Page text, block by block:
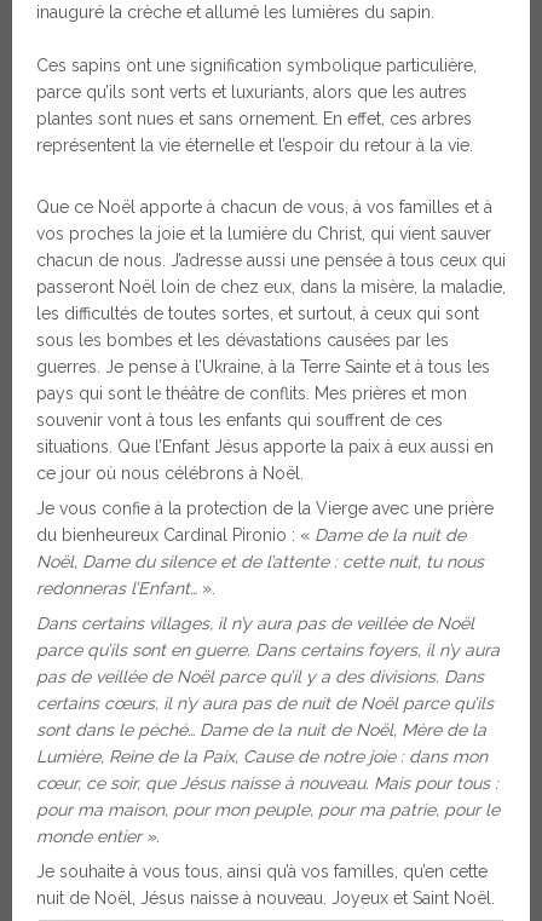
inauguré la crèche et allumé les lumières du sapin.
Ces sapins ont une signification symbolique particulière,
parce qu’ils sont verts et luxuriants, alors que les autres
plantes sont nues et sans ornement. En effet, ces arbres
représentent la vie éternelle et l’espoir du retour à la vie.
Que ce Noël apporte à chacun de vous, à vos familles et à
vos proches la joie et la lumière du Christ, qui vient sauver
chacun de nous. J’adresse aussi une pensée à tous ceux qui
passeront Noël loin de chez eux, dans la misère, la maladie,
les difficultés de toutes sortes, et surtout, à ceux qui sont
sous les bombes et les dévastations causées par les
guerres. Je pense à l’Ukraine, à la Terre Sainte et à tous les
pays qui sont le théâtre de conflits. Mes prières et mon
souvenir vont à tous les enfants qui souffrent de ces
situations. Que l’Enfant Jésus apporte la paix à eux aussi en
ce jour où nous célébrons à Noël.
Je vous confie à la protection de la Vierge avec une prière
du bienheureux Cardinal Pironio : « Dame de la nuit de
Noël, Dame du silence et de l’attente : cette nuit, tu nous
redonneras l’Enfant… ».
Dans certains villages, il n’y aura pas de veillée de Noël
parce qu’ils sont en guerre. Dans certains foyers, il n’y aura
pas de veillée de Noël parce qu’il y a des divisions. Dans
certains cœurs, il n’y aura pas de nuit de Noël parce qu’ils
sont dans le péché… Dame de la nuit de Noël, Mère de la
Lumière, Reine de la Paix, Cause de notre joie : dans mon
cœur, ce soir, que Jésus naisse à nouveau. Mais pour tous :
pour ma maison, pour mon peuple, pour ma patrie, pour le
monde entier ».
Je souhaite à vous tous, ainsi qu’à vos familles, qu’en cette
nuit de Noël, Jésus naisse à nouveau. Joyeux et Saint Noël.